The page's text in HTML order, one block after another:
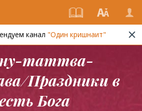
канал"Один кришнаит"
таттва-
Праздники в
Бога